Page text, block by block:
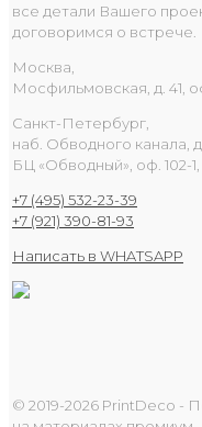
все детали Вашего
договоримся о встрече.
Москва,
Мосфильмовская, д. 41,
Санкт-Петербург,
наб. Обводного канала,
БЦ «Обводный», оф. 102-1,
+7 (495) 532-23-39
+7 (921) 390-81-93
Написать в WHATSAPP
© 2019-2026 PrintDeco -